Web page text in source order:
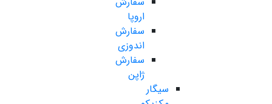
اروپا
سفارش
اندوزی
سفارش
ژاپن
سیگار